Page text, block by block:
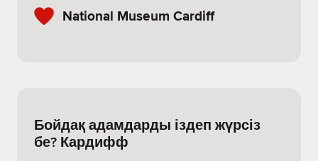
National Museum Cardiff
Бойдақ адамдарды іздеп жүрсіз
бе? Кардифф